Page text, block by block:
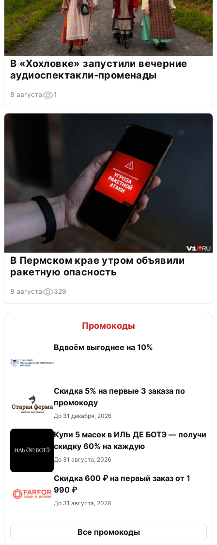
В «Хохловке» запустили вечерние
аудиоспектакли-променады
8 августа 1
В Пермском крае утром объявили
ракетную опасность
8 августа 329
Промокоды
Вдвоём выгоднее на 10%
Скидка 5% на первые 3 заказа по
промокоду
До 31 декабря, 2026
Купи 5 масок в ИЛЬ ДЕ БОТЭ — получи
скидку 60% на каждую
До 31 августа, 2026
Скидка 600 ₽ на первый заказ от 1
990 ₽
До 31 августа, 2026
Все промокоды